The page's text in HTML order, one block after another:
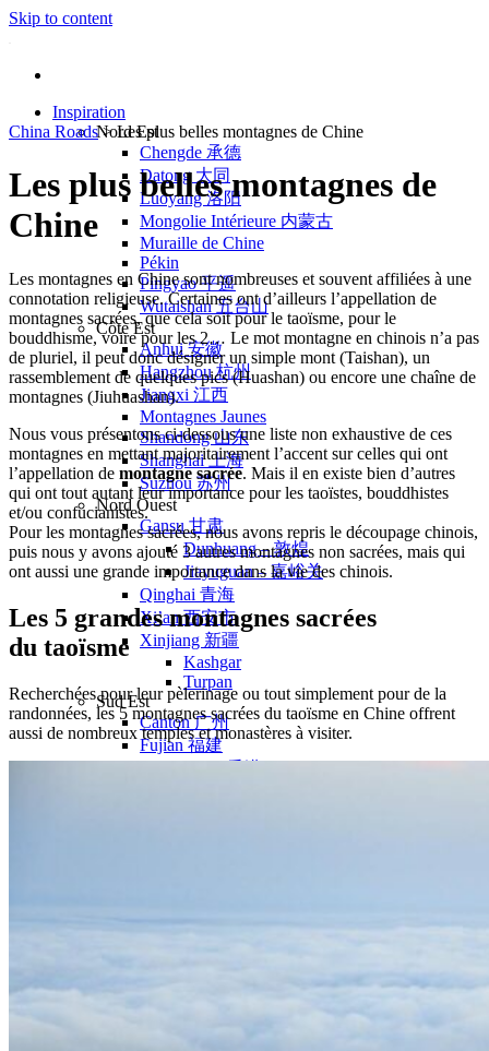
Skip to content
Inspiration
Nord Est
Chengde 承德
Datong 大同
Luoyang 洛阳
Mongolie Intérieure 内蒙古
Muraille de Chine
Pékin
Pingyao 平遥
Wutaishan 五台山
Côte Est
Anhui 安徽
Hangzhou 杭州
Jiangxi 江西
Montagnes Jaunes
Shandong 山东
Shanghai 上海
Suzhou 苏州
Nord Ouest
Gansu 甘肃
Dunhuang – 敦煌
Jiayuguan – 嘉峪关
Qinghai 青海
Xi’an 西安市
Xinjiang 新疆
Kashgar
Turpan
Sud Est
Canton 广州
Fujian 福建
Chongqing 重庆
China Roads > Les plus belles montagnes de Chine
Les plus belles montagnes de
Chine
Les montagnes en Chine sont nombreuses et souvent affiliées à une
connotation religieuse. Certaines ont d’ailleurs l’appellation de
montagnes sacrées, que cela soit pour le taoïsme, pour le
bouddhisme, voire pour les 2… Le mot montagne en chinois n’a pas
de pluriel, il peut donc désigner un simple mont (Taishan), un
rassemblement de quelques pics (Huashan) ou encore une chaîne de
montagnes (Jiuhuashan).
Nous vous présentons ci-dessous une liste non exhaustive de ces
montagnes en mettant majoritairement l’accent sur celles qui ont
l’appellation de montagne sacrée. Mais il en existe bien d’autres
qui ont tout autant leur importance pour les taoïstes, bouddhistes
et/ou confucianistes.
Pour les montagnes sacrées, nous avons repris le découpage chinois,
puis nous y avons ajouté 3 autres montagnes non sacrées, mais qui
ont aussi une grande importance dans la vie des chinois.
Les 5 grandes montagnes sacrées
du taoïsme
Recherchées pour leur pèlerinage ou tout simplement pour de la
randonnées, les 5 montagnes sacrées du taoïsme en Chine offrent
aussi de nombreux temples et monastères à visiter.